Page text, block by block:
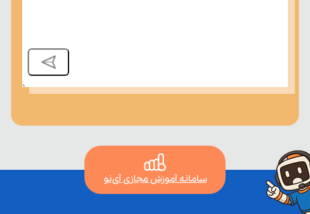
سامانه آموزش مجازی آی‌نو